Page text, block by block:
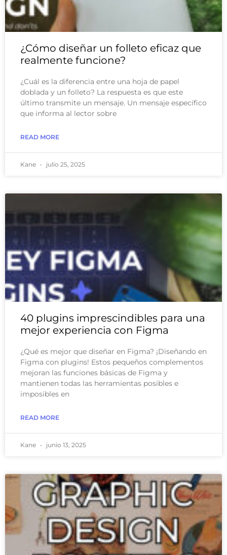
¿Cómo diseñar un folleto eficaz que
realmente funcione?
¿Cuál es la diferencia entre una hoja de papel
doblada y un folleto? La respuesta es que este
último transmite un mensaje. Un mensaje específico
que informa al lector sobre
READ MORE
Kane julio 25, 2025
40 plugins imprescindibles para una
mejor experiencia con Figma
¿Qué es mejor que diseñar en Figma? ¡Diseñando en
Figma con plugins! Estos pequeños complementos
mejoran las funciones básicas de Figma y
mantienen todas las herramientas posibles e
imposibles en
READ MORE
Kane junio 13, 2025